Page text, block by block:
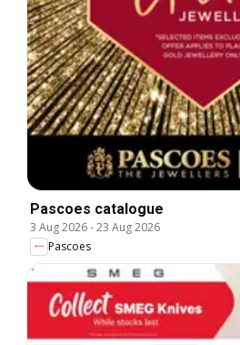
Pascoes catalogue
3 Aug 2026-23 Aug 2026
Pascoes